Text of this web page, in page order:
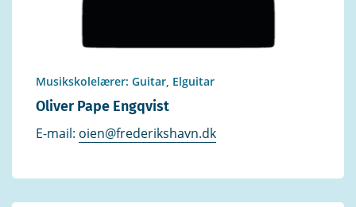
Musikskolelærer: Guitar, Elguitar
Oliver Pape Engqvist
E-mail: oien@frederikshavn.dk